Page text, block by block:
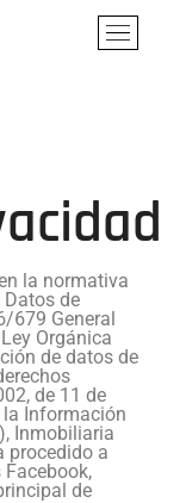
DE SERVICIOS
B
o
l
m
n
ú
la normativa
de
679 General
Orgánica
de datos de
de 11 de
la Información
Inmobiliaria
procedido a
Facebook,
de